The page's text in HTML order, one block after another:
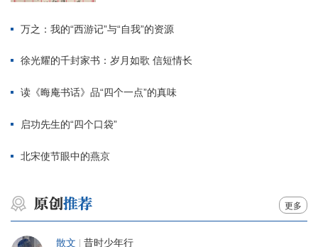
万之：我的“西游记”与“自我”的资源
徐光耀的千封家书：岁月如歌 信短情长
读《晦庵书话》品“四个一点”的真味
启功先生的“四个口袋”
北宋使节眼中的燕京
更多
散文 昔时少年行